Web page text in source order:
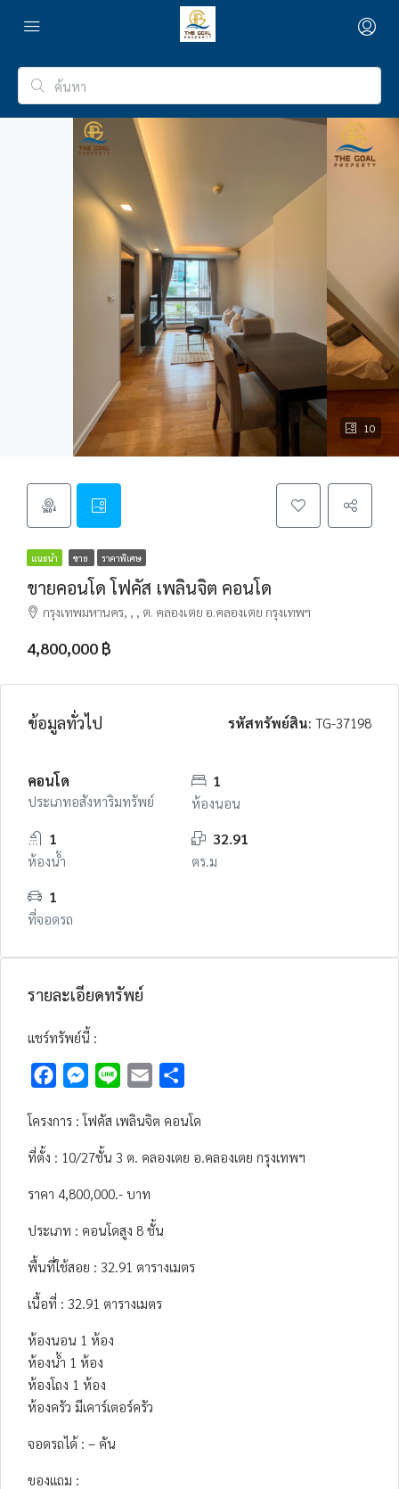
10
แนะนำ ขาย ราคาพิเศษ
ขายคอนโด โฟคัส เพลินจิต คอนโด
กรุงเทพมหานคร, , , ต. คลองเตย อ.คลองเตย กรุงเทพฯ
4,800,000 ฿
ข้อมูลทั่วไป รหัสทรัพย์สิน: TG-37198
คอนโด
ประเภทอสังหาริมทรัพย์
1
ห้องนอน
1
ห้องน้ำ
32.91
ตร.ม
1
ที่จอดรถ
รายละเอียดทรัพย์
แชร์ทรัพย์นี้ :
FacebookMessenger
Line Email
โครงการ : โฟคัส เพลินจิต คอนโด
ที่ตั้ง : 10/27ชั้น 3 ต. คลองเตย อ.คลองเตย กรุงเทพฯ
ราคา 4,800,000.- บาท
ประเภท : คอนโดสูง 8 ชั้น
พื้นที่ใช้สอย : 32.91 ตารางเมตร
เนื้อที่ : 32.91 ตารางเมตร
ห้องนอน 1 ห้อง
ห้องน้ำ 1 ห้อง
ห้องโถง 1 ห้อง
ห้องครัว มีเคาร์เตอร์ครัว
จอดรถได้ : – คัน
ของแถม :